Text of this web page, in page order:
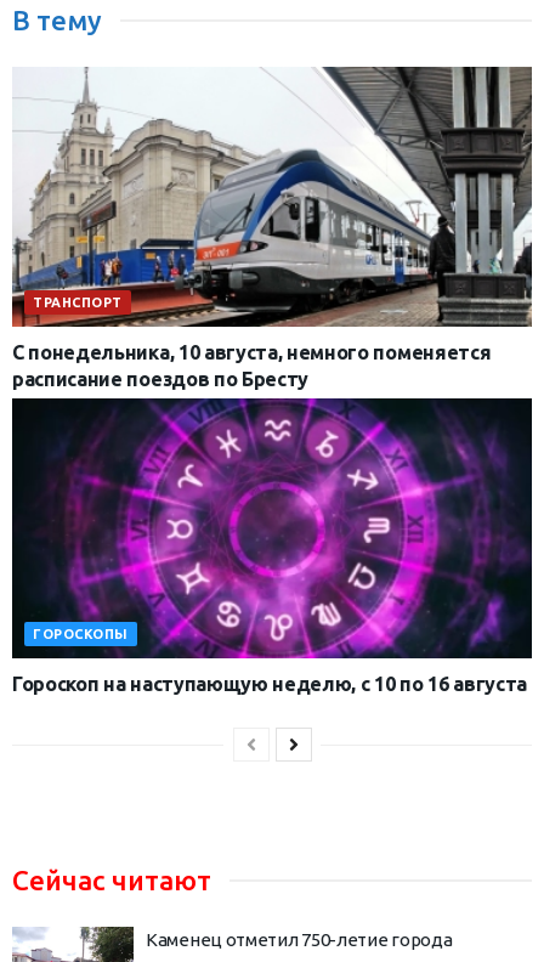
В тему
ТРАНСПОРТ
С понедельника, 10 августа, немного поменяется
расписание поездов по Бресту
ГОРОСКОПЫ
Гороскоп на наступающую неделю, с 10 по 16 августа
Сейчас читают
Каменец отметил 750-летие города